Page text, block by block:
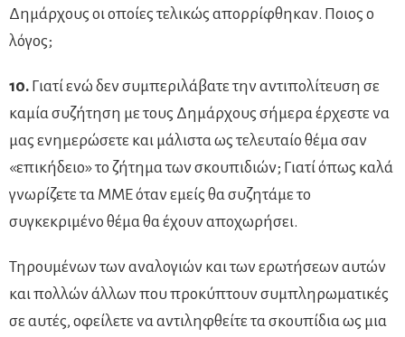
Δημάρχους οι οποίες τελικώς απορρίφθηκαν. Ποιος ο
λόγος;
10. Γιατί ενώ δεν συμπεριλάβατε την αντιπολίτευση σε
καμία συζήτηση με τους Δημάρχους σήμερα έρχεστε να
μας ενημερώσετε και μάλιστα ως τελευταίο θέμα σαν
«επικήδειο» το ζήτημα των σκουπιδιών; Γιατί όπως καλά
γνωρίζετε τα ΜΜΕ όταν εμείς θα συζητάμε το
συγκεκριμένο θέμα θα έχουν αποχωρήσει.
Τηρουμένων των αναλογιών και των ερωτήσεων αυτών
και πολλών άλλων που προκύπτουν συμπληρωματικές
σε αυτές, οφείλετε να αντιληφθείτε τα σκουπίδια ως μια